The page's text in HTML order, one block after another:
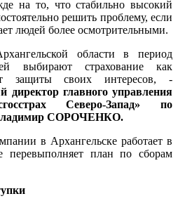
на то, что стабильно высокий
решить проблему, если
людей более осмотрительными.
области в период
выбирают страхование как
защиты своих интересов, -
директор главного управления
Северо-Запад» по
Владимир СОРОЧЕНКО.
в Архангельске работает в
план по сборам